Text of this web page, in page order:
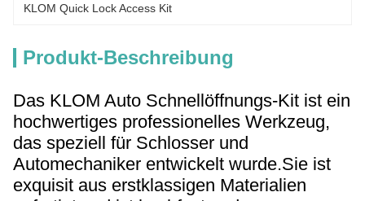
KLOM Quick Lock Access Kit
Produkt-Beschreibung
Das KLOM Auto Schnellöffnungs-Kit ist ein
hochwertiges professionelles Werkzeug,
das speziell für Schlosser und
Automechaniker entwickelt wurde.Sie ist
exquisit aus erstklassigen Materialien